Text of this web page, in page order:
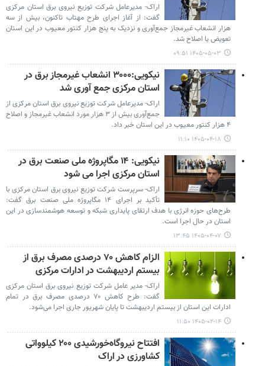
اراک- مدیرعامل شرکت توزیع نیروی برق استان مرکزی
گفت: از آغاز اجرای طرح مهتاب تاکنون، بیش از سه
هزار انشعاب غیرمجاز جمع‌آوری و نزدیک به پنج هزار کنتور معیوب در این استان
تعویض یا اصلاح شد.
۱۴۰۵-۰۵-۰۳ ۰۹:۵۱
نیکویی:۳۰۰۰ انشعاب غیرمجاز برق در
استان مرکزی جمع آوری شد
اراک- مدیرعامل شرکت توزیع نیروی برق استان مرکزی از
جمع‌آوری بیش از ۳ هزار مورد انشعاب غیرمجاز و اصلاح
۴ هزار کنتور معیوب در این استان خبر داد.
۱۴۰۵-۰۴-۱۸ ۱۱:۱۰
نیکویی: ۱۴ مگاپروژه ملی صنعت برق در
استان مرکزی اجرا می شود
اراک- سرپرست شرکت توزیع نیروی برق استان مرکزی با
تأکید بر اجرای ۱۴ مگاپروژه ملی صنعت برق گفت:
طرح‌های حوزه انرژی با هدف ارتقای پایداری شبکه و توسعه هوشمندسازی در این
استان در حال اجرا است.
۱۴۰۵-۰۴-۰۷ ۱۳:۴۵
الزام کاهش ۷۰ درصدی مصرف برق از
بیستم اردیبهشت در ادارات مرکزی
اراک- مدیر عامل شرکت توزیع نیروی برق استان مرکزی
گفت: طرح کاهش ۷۰ درصدی مصرف برق در تمام
ادارات این استان از بیستم اردیبهشت تا پایان شهریور جاری اجرا می‌شود.
۱۴۰۵-۰۲-۱۴ ۱۱:۵۰
افتتاح نیروگاه‌خورشیدی ۲۰۰ کیلوواتی
کشاورزی در اراک